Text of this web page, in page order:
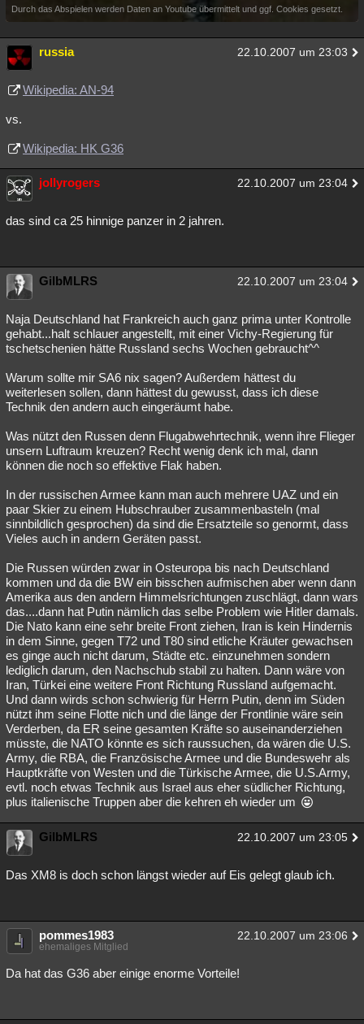
Durch das Abspielen werden Daten an Youtube übermittelt und ggf. Cookies gesetzt.
russia 22.10.2007 um 23:03
Wikipedia: AN-94
vs.
Wikipedia: HK G36
jollyrogers 22.10.2007 um 23:04
das sind ca 25 hinnige panzer in 2 jahren.
GilbMLRS 22.10.2007 um 23:04
Naja Deutschland hat Frankreich auch ganz prima unter Kontrolle
gehabt...halt schlauer angestellt, mit einer Vichy-Regierung für
tschetschenien hätte Russland sechs Wochen gebraucht^^
Warum sollte mir SA6 nix sagen? Außerdem hättest du
weiterlesen sollen, dann hättest du gewusst, dass ich diese
Technik den andern auch eingeräumt habe.
Was nützt den Russen denn Flugabwehrtechnik, wenn ihre Flieger
unsern Luftraum kreuzen? Recht wenig denk ich mal, dann
können die noch so effektive Flak haben.
In der russischen Armee kann man auch mehrere UAZ und ein
paar Skier zu einem Hubschrauber zusammenbasteln (mal
sinnbildlich gesprochen) da sind die Ersatzteile so genormt, dass
Vieles auch in andern Geräten passt.
Die Russen würden zwar in Osteuropa bis nach Deutschland
kommen und da die BW ein bisschen aufmischen aber wenn dann
Amerika aus den andern Himmelsrichtungen zuschlägt, dann wars
das....dann hat Putin nämlich das selbe Problem wie Hitler damals.
Die Nato kann eine sehr breite Front ziehen, Iran is kein Hindernis
in dem Sinne, gegen T72 und T80 sind etliche Kräuter gewachsen
es ginge auch nicht darum, Städte etc. einzunehmen sondern
lediglich darum, den Nachschub stabil zu halten. Dann wäre von
Iran, Türkei eine weitere Front Richtung Russland aufgemacht.
Und dann wirds schon schwierig für Herrn Putin, denn im Süden
nützt ihm seine Flotte nich und die länge der Frontlinie wäre sein
Verderben, da ER seine gesamten Kräfte so auseinanderziehen
müsste, die NATO könnte es sich raussuchen, da wären die U.S.
Army, die RBA, die Französische Armee und die Bundeswehr als
Hauptkräfte von Westen und die Türkische Armee, die U.S.Army,
evtl. noch etwas Technik aus Israel aus eher südlicher Richtung,
plus italienische Truppen aber die kehren eh wieder um
GilbMLRS 22.10.2007 um 23:05
Das XM8 is doch schon längst wieder auf Eis gelegt glaub ich.
pommes1983 22.10.2007 um 23:06
ehemaliges Mitglied
Da hat das G36 aber einige enorme Vorteile!